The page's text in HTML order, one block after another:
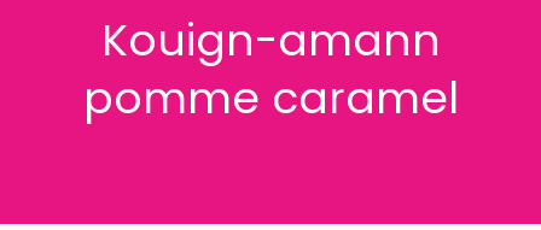
Kouign-amann
pomme caramel